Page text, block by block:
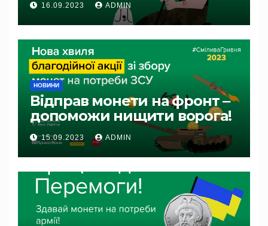
16.09.2023 ADMIN
НОВИНИ
Відправ монети на фронт ‒
допоможи нищити ворога!
15.09.2023 ADMIN